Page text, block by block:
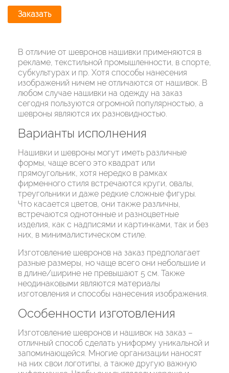
Заказать
В отличие от шевронов нашивки применяются в
рекламе, текстильной промышленности, в спорте,
субкультурах и пр. Хотя способы нанесения
изображений ничем не отличаются от нашивок. В
любом случае нашивки на одежду на заказ
сегодня пользуются огромной популярностью, а
шевроны являются их разновидностью.
Варианты исполнения
Нашивки и шевроны могут иметь различные
формы, чаще всего это квадрат или
прямоугольник, хотя нередко в рамках
фирменного стиля встречаются круги, овалы,
треугольники и даже редкие сложные фигуры.
Что касается цветов, они также различны,
встречаются однотонные и разноцветные
изделия, как с надписями и картинками, так и без
них, в минималистическом стиле.
Изготовление шевронов на заказ предполагает
разные размеры, но чаще всего они небольшие и
в длине/ширине не превышают 5 см. Также
неодинаковыми являются материалы
изготовления и способы нанесения изображения.
Особенности изготовления
Изготовление шевронов и нашивок на заказ –
отличный способ сделать униформу уникальной и
запоминающейся. Многие организации наносят
на них свои логотипы, а также другую важную